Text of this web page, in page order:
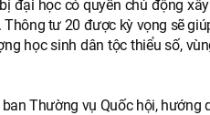
đại học có quyền chủ động
tư 20 được kỳ vọng sẽ
học sinh dân tộc thiểu số,
Thường vụ Quốc hội, hướng